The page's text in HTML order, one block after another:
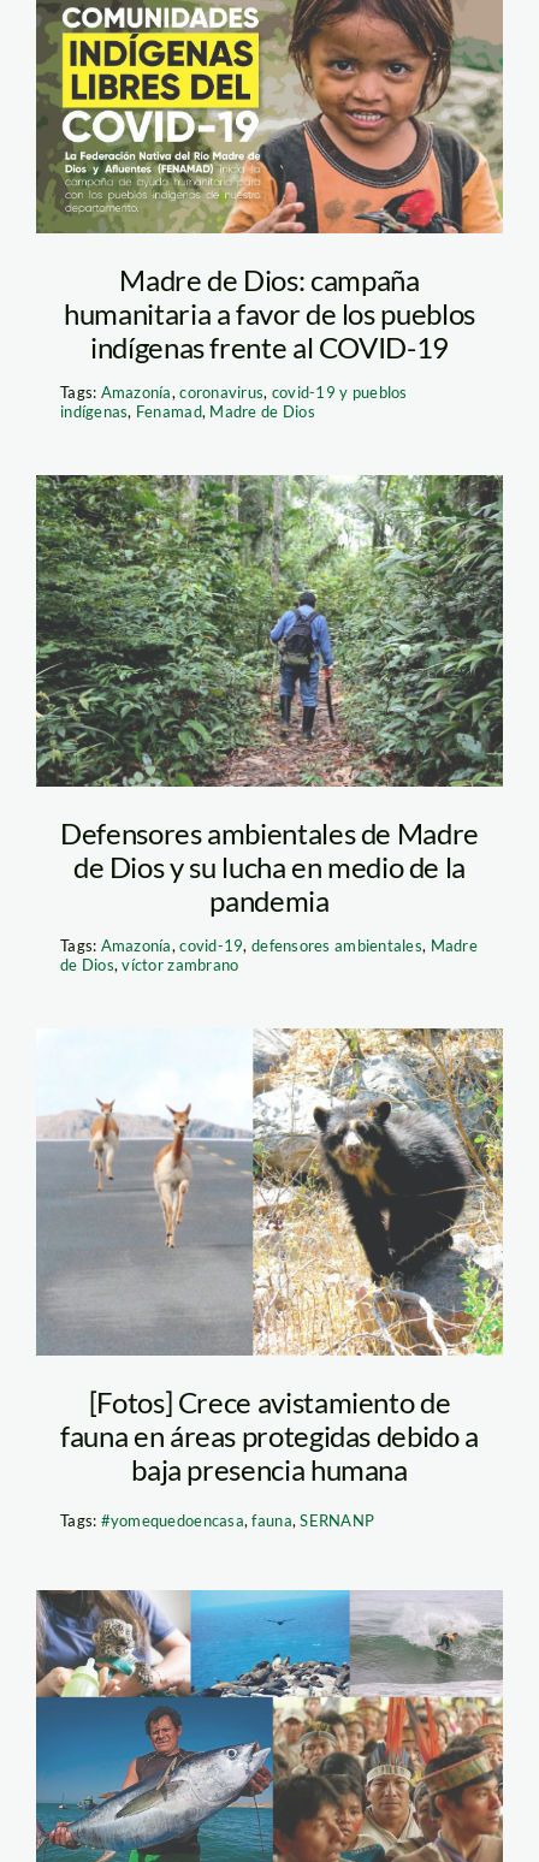
Fenamad Campaña
Madre de Dios: campaña
humanitaria a favor de los pueblos
indígenas frente al COVID-19
Tags: Amazonía,coronavirus, covid-19 y pueblos
indígenas, Fenamad, Madre de Dios
demetrio-pacheco-
jaime-tranca-spda2
Defensores ambientales de Madre
de Dios y su lucha en medio de la
pandemia
Tags: Amazonía,covid-19,defensores ambientales, Madre
de Dios,víctor zambrano
vicuña-y-oso-de-
anteojos
[Fotos] Crece avistamiento de
fauna en áreas protegidas debido a
baja presencia humana
Tags: #yomequedoencasa,fauna,SERNANP
elecciones-2020